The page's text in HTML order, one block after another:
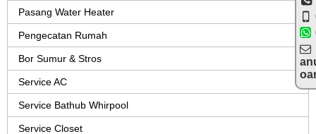
Pasang Water Heater
Pengecatan Rumah
Bor Sumur & Stros
Service AC
Service Bathub Whirpool
Service Closet